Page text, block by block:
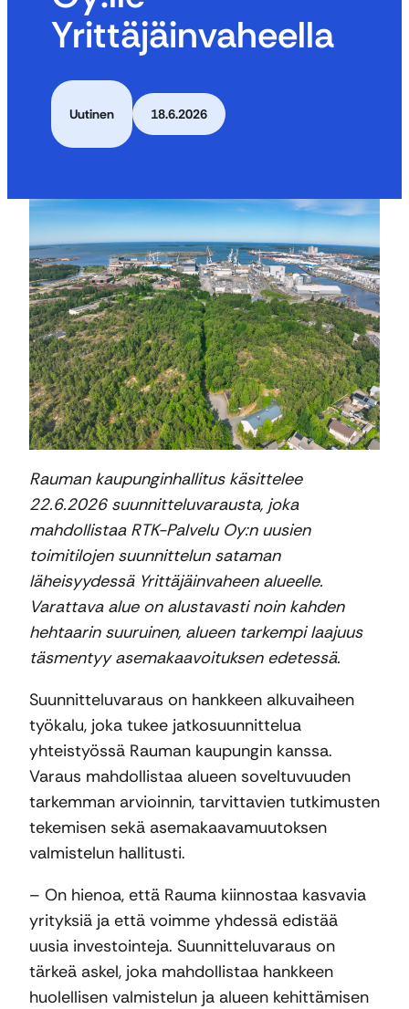
Yrittäjäinvaheella
Uutinen 18.6.2026
Rauman kaupunginhallitus käsittelee
22.6.2026 suunnitteluvarausta, joka
mahdollistaa RTK-Palvelu Oy:n uusien
toimitilojen suunnittelun sataman
läheisyydessä Yrittäjäinvaheen alueelle.
Varattava alue on alustavasti noin kahden
hehtaarin suuruinen, alueen tarkempi laajuus
täsmentyy asemakaavoituksen edetessä.
Suunnitteluvaraus on hankkeen alkuvaiheen
työkalu, joka tukee jatkosuunnittelua
yhteistyössä Rauman kaupungin kanssa.
Varaus mahdollistaa alueen soveltuvuuden
tarkemman arvioinnin, tarvittavien tutkimusten
tekemisen sekä asemakaavamuutoksen
valmistelun hallitusti.
– On hienoa, että Rauma kiinnostaa kasvavia
yrityksiä ja että voimme yhdessä edistää
uusia investointeja. Suunnitteluvaraus on
tärkeä askel, joka mahdollistaa hankkeen
huolellisen valmistelun ja alueen kehittämisen